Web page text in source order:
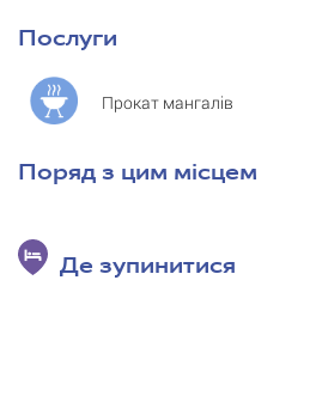
Послуги
Прокат мангалів
Поряд з цим місцем
Де зупинитися